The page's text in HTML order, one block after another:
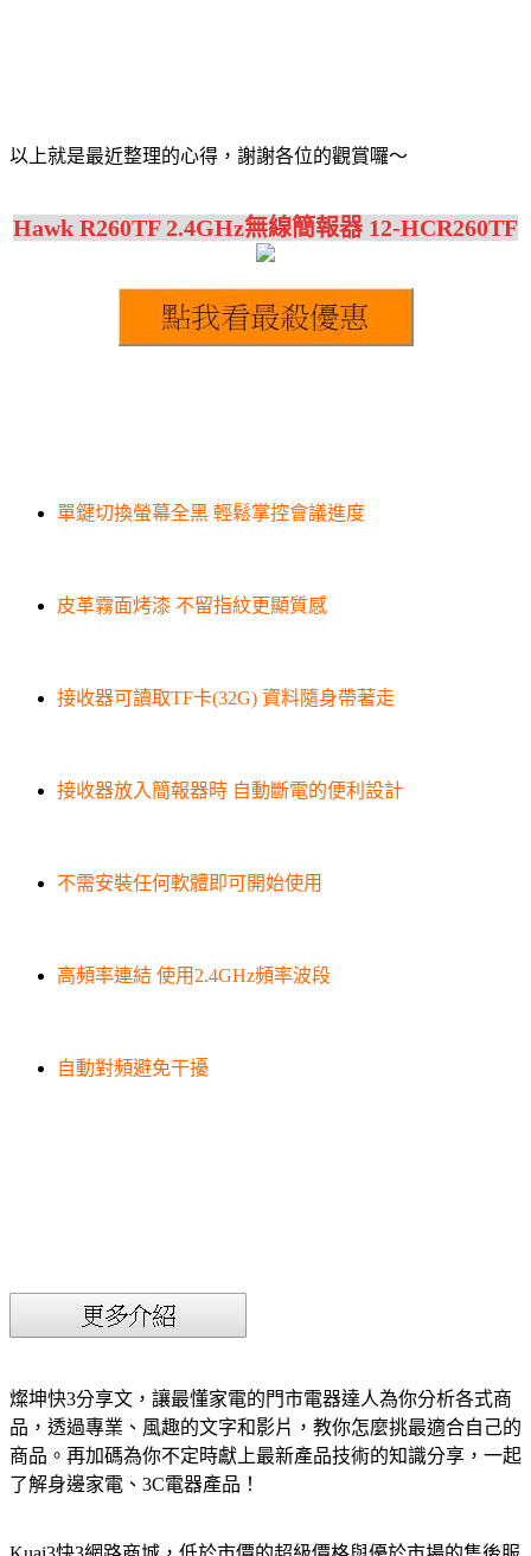
以上就是最近整理的心得，謝謝各位的觀賞囉～
Hawk R260TF 2.4GHz無線簡報器 12-HCR260TF
單鍵切換螢幕全黑 輕鬆掌控會議進度
皮革霧面烤漆 不留指紋更顯質感
接收器可讀取TF卡(32G) 資料隨身帶著走
接收器放入簡報器時 自動斷電的便利設計
不需安裝任何軟體即可開始使用
高頻率連結 使用2.4GHz頻率波段
自動對頻避免干擾
燦坤快3分享文，讓最懂家電的門市電器達人為你分析各式商
品，透過專業、風趣的文字和影片，教你怎麼挑最適合自己的
商品。再加碼為你不定時獻上最新產品技術的知識分享，一起
了解身邊家電、3C電器產品！